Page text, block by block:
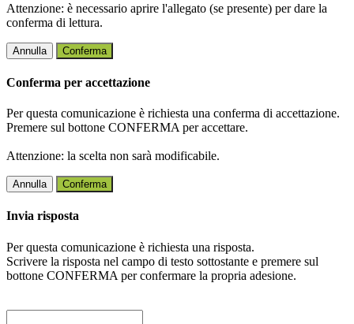
Attenzione: è necessario aprire l'allegato (se presente) per dare la
conferma di lettura.
Annulla Conferma
Conferma per accettazione
Per questa comunicazione è richiesta una conferma di accettazione.
Premere sul bottone CONFERMA per accettare.
Attenzione: la scelta non sarà modificabile.
Annulla Conferma
Invia risposta
Per questa comunicazione è richiesta una risposta.
Scrivere la risposta nel campo di testo sottostante e premere sul
bottone CONFERMA per confermare la propria adesione.